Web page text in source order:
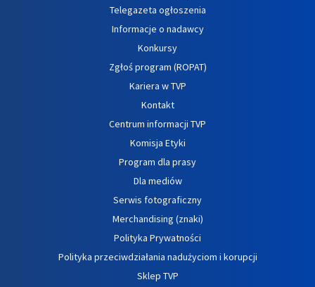
Telegazeta ogłoszenia
Informacje o nadawcy
Konkursy
Zgłoś program (ROPAT)
Kariera w TVP
Kontakt
Centrum informacji TVP
Komisja Etyki
Program dla prasy
Dla mediów
Serwis fotograficzny
Merchandising (znaki)
Polityka Prywatności
Polityka przeciwdziałania nadużyciom i korupcji
Sklep TVP